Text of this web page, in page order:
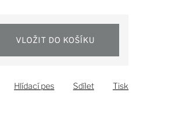
VLOŽIT DO KOŠÍKU
Tisk
Hlídací pes Sdílet